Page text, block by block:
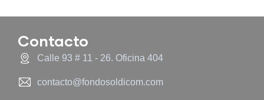
Contacto
Calle 93 # 11 - 26. Oficina 404
contacto@fondosoldicom.com